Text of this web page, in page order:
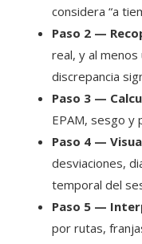
considera “a
Paso 2 —
real, y al menos
discrepancia
Paso 3 —
EPAM, sesgo y
Paso 4 —
desviaciones,
temporal del
Paso 5 —
por rutas,